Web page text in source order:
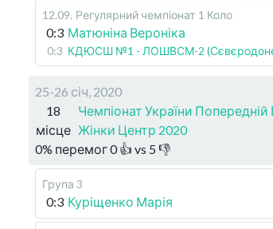
12.09. Регулярний чемпіонат 1 Коло
0:3 Матюніна Вероніка
0:3 КДЮСШ №1 - ЛОШВСМ-2
25-26 січ, 2020
18
місце
Чемпіонат України Попередній
Жінки Центр 2020
0% перемог0👍 vs 5 👎
Група 3
0:3 Куріщенко Марія